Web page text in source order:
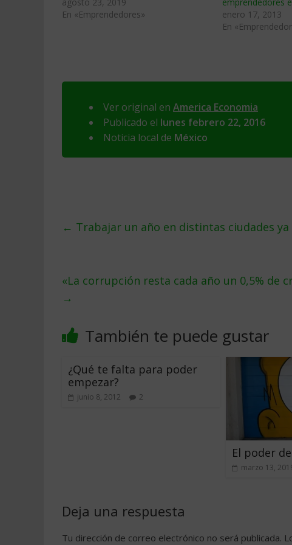
En «Emprendedores»
enero 17, 2013
En
Ver original en America Economia
Publicado el lunes febrero 22, 2016
Noticia local de México
← Trabajar un año en distintas ciudades
«La corrupción resta cada año un 0,5% de
→
También te puede gustar
¿Qué te falta para poder
empezar?
junio 8, 2012 2
El poder
marzo 13,
Deja una respuesta
Tu dirección de correo electrónico no será publicada.